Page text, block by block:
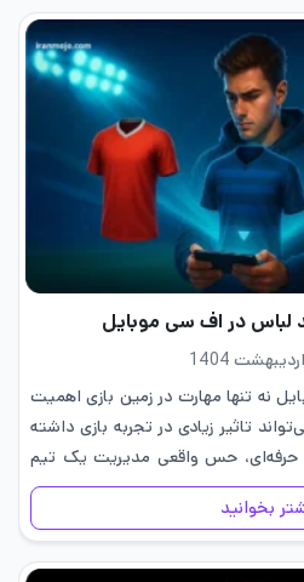
لباس در اف سی موبایل
نه تنها مهارت در زمین بازی اهمیت
تاثیر زیادی در تجربه بازی داشته
حرفه‌ای، حس واقعی مدیریت یک تیم
بخوانید